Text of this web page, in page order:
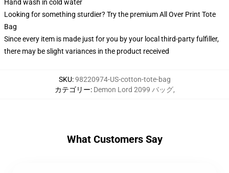
Hand wash in cold water
Looking for something sturdier? Try the premium All Over Print Tote
Bag
Since every item is made just for you by your local third-party fulfiller,
there may be slight variances in the product received
SKU:98220974-US-cotton-tote-bag
カテゴリー: Demon Lord 2099 バッグ,
What Customers Say